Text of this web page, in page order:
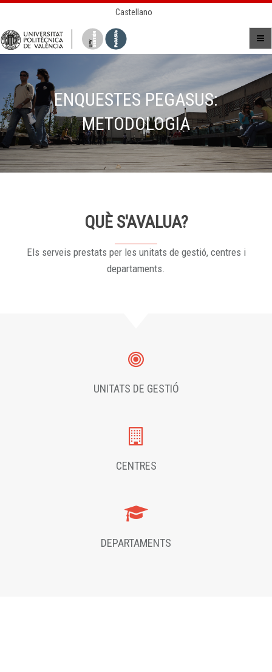
Castellano
ENQUESTES PEGASUS:
METODOLOGIA
QUÈ S'AVALUA?
Els serveis prestats per les unitats de gestió, centres i
departaments.
UNITATS DE GESTIÓ
CENTRES
DEPARTAMENTS